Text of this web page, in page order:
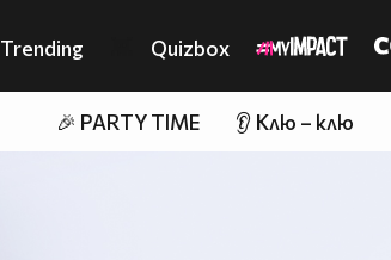
Trending Quizbox
🎉 PARTY TIME 👂 Клю – клю